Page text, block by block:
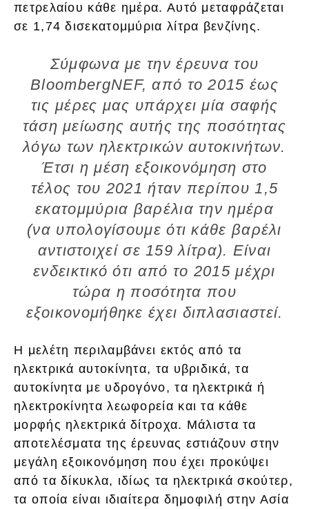
πετρελαίου κάθε ημέρα. Αυτό μεταφράζεται
σε 1,74 δισεκατομμύρια λίτρα βενζίνης.
Σύμφωνα με την έρευνα του
BloombergNEF, από το 2015 έως
τις μέρες μας υπάρχει μία σαφής
τάση μείωσης αυτής της ποσότητας
λόγω των ηλεκτρικών αυτοκινήτων.
Έτσι η μέση εξοικονόμηση στο
τέλος του 2021 ήταν περίπου 1,5
εκατομμύρια βαρέλια την ημέρα
(να υπολογίσουμε ότι κάθε βαρέλι
αντιστοιχεί σε 159 λίτρα). Είναι
ενδεικτικό ότι από το 2015 μέχρι
τώρα η ποσότητα που
εξοικονομήθηκε έχει διπλασιαστεί.
Η μελέτη περιλαμβάνει εκτός από τα
ηλεκτρικά αυτοκίνητα, τα υβριδικά, τα
αυτοκίνητα με υδρογόνο, τα ηλεκτρικά ή
ηλεκτροκίνητα λεωφορεία και τα κάθε
μορφής ηλεκτρικά δίτροχα. Μάλιστα τα
αποτελέσματα της έρευνας εστιάζουν στην
μεγάλη εξοικονόμηση που έχει προκύψει
από τα δίκυκλα, ιδίως τα ηλεκτρικά σκούτερ,
τα οποία είναι ιδιαίτερα δημοφιλή στην Ασία